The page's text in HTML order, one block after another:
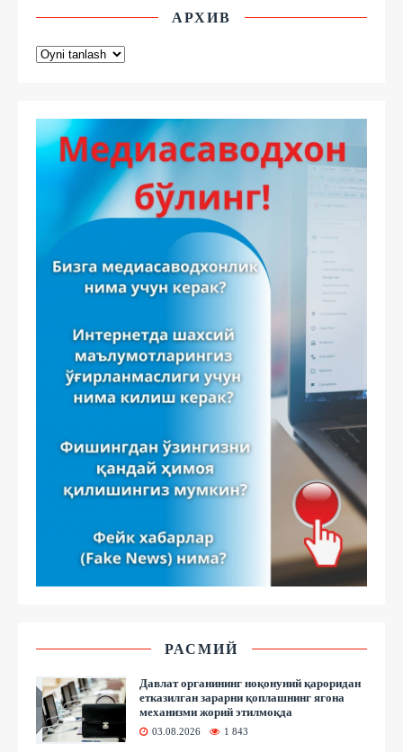
АРХИВ
РАСМИЙ
Давлат органининг ноқонуний қароридан
етказилган зарарни қоплашнинг ягона
механизми жорий этилмоқда
03.08.2026 1 843